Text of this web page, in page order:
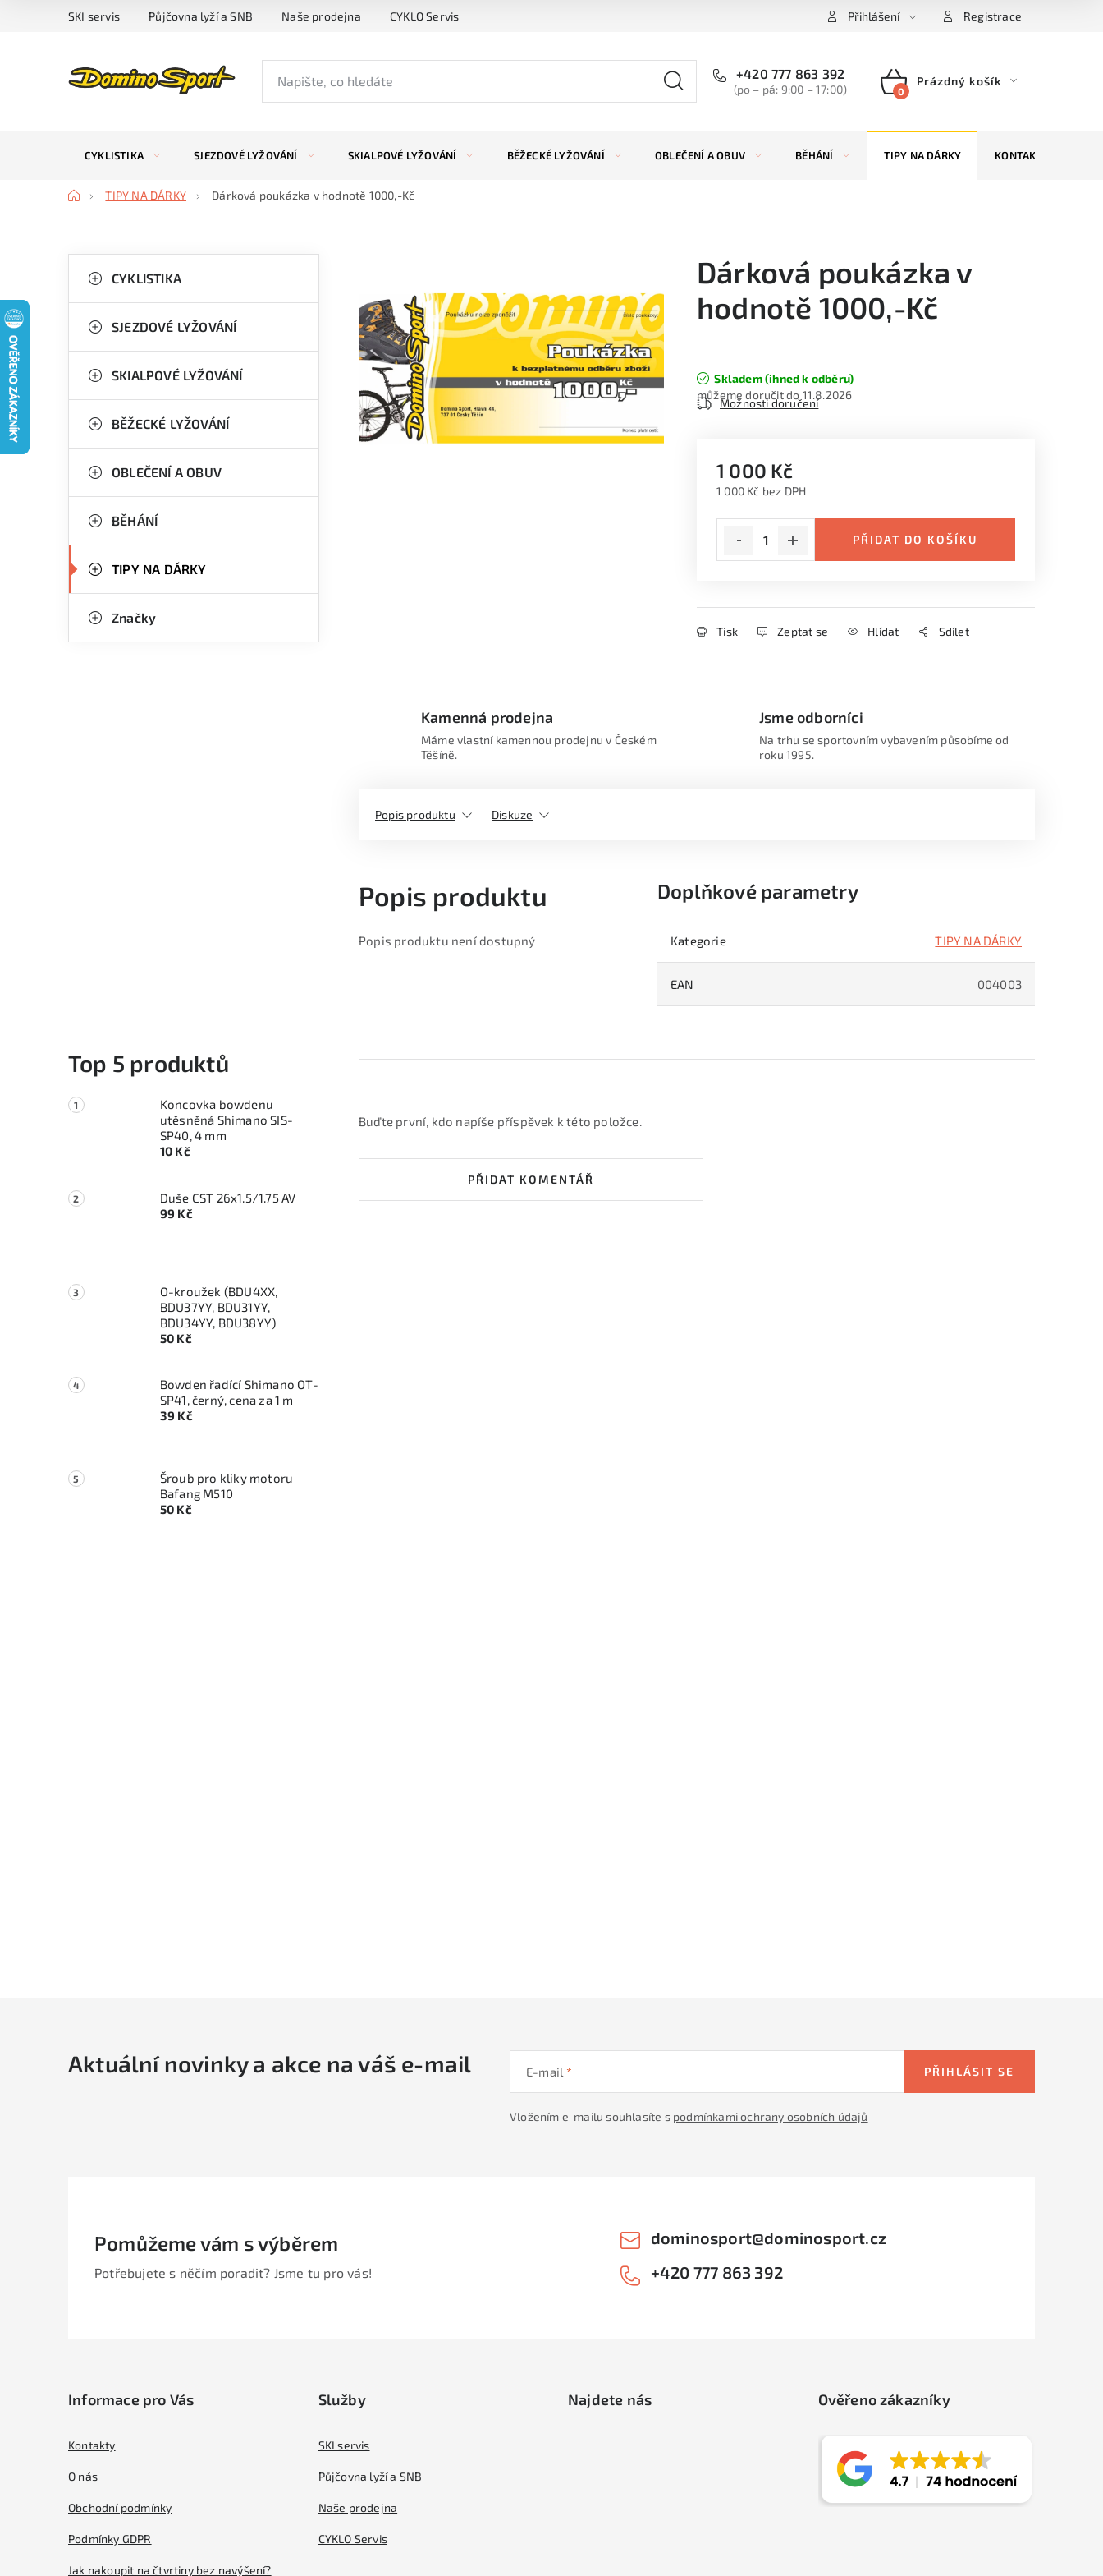
SKI servis Půjčovna lyží a SNB Naše prodejna CYKLO Servis Přihlášení Registrace
+420 777 863 392
(po – pá: 9:00 – 17:00)
NÁKUPNÍ
Prázdný košík
CYKLISTIKA SJEZDOVÉ LYŽOVÁNÍ SKIALPOVÉ LYŽOVÁNÍ BĚŽECKÉ LYŽOVÁNÍ OBLEČENÍ A OBUV BĚHÁNÍ TIPY NA DÁRKY KONTAKTY
DomůTIPY NA DÁRKY Dárková poukázka v hodnotě 1000,-Kč
o
t
r
n
p
a
e
kategorie
e
o
i
CYKLISTIKA
SJEZDOVÉ LYŽOVÁNÍ
SKIALPOVÉ LYŽOVÁNÍ
BĚŽECKÉ LYŽOVÁNÍ
OBLEČENÍ A OBUV
BĚHÁNÍ
TIPY NA DÁRKY
Značky
Top 5 produktů
Koncovka bowdenu
utěsněná Shimano SIS-
SP40, 4 mm
10 Kč
Duše CST 26x1.5/1.75 AV
99 Kč
O-kroužek (BDU4XX,
BDU37YY, BDU31YY,
BDU34YY, BDU38YY)
50 Kč
Bowden řadící Shimano OT-
SP41, černý, cena za 1 m
39 Kč
Šroub pro kliky motoru
Bafang M510
50 Kč
Dárková poukázka v
hodnotě 1000,-Kč
Skladem (ihned k odběru)
11.8.2026
Možnosti doručení
1 000 Kč
1 000 Kč bez DPH
PŘIDAT DO KOŠÍKU
Tisk Zeptat se Hlídat Sdílet
Kamenná prodejna
Máme vlastní kamennou prodejnu v Českém
Těšíně.
Jsme odborníci
Na trhu se sportovním vybavením působíme od
roku 1995.
Popis produktu Diskuze
Popis produktu
Popis produktu není dostupný
Doplňkové parametry
Kategorie TIPY NA DÁRKY
EAN 004003
Buďte první, kdo napíše příspěvek k této položce.
PŘIDAT KOMENTÁŘ
Aktuální novinky a akce na váš e-mail E-mail
Vložením e-mailu souhlasíte s podmínkami ochrany osobních údajů
PŘIHLÁSIT SE
Pomůžeme vám s výběrem
Potřebujete s něčím poradit? Jsme tu pro vás!
dominosport@dominosport.cz
+420 777 863 392
Informace pro Vás
Kontakty
O nás
Obchodní podmínky
Podmínky GDPR
Jak nakoupit na čtvrtiny bez navýšení?
Služby
SKI servis
Půjčovna lyží a SNB
Naše prodejna
CYKLO Servis
Najdete nás Ověřeno zákazníky